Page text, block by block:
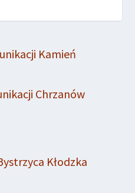
Kamień
Chrzanów